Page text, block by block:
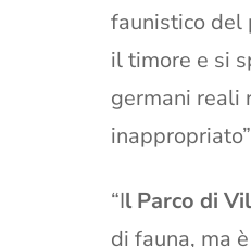
faunistico del
il timore e si
germani reali
“Il Parco di
di fauna, ma